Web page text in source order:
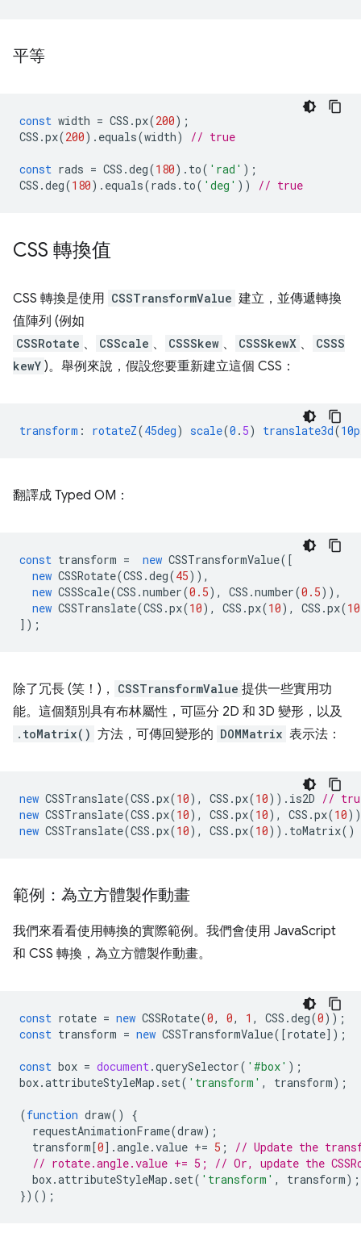
平等
const width = CSS .px(200);
CSS .px(200). equals(width) // true
const rads = CSS .deg(180). to( 'rad' );
CSS .deg(180). equals(rads . to( 'deg' )) // true
CSS 轉換值
CSS 轉換是使用 CSSTransformValue 建立，並傳遞轉換
值陣列 (例如
CSSRotate 、 CSScale 、 CSSSkew 、 CSSSkewX 、
CSSS
kewY )。舉例來說，假設您要重新建立這個 CSS：
transform : rotateZ(45deg) scale(0 . 5) translate3d(
翻譯成 Typed OM：
const transform = new CSSTransformValue([
new CSSRotate(CSS .deg(45)),
new CSSScale(CSS .number(0.5), CSS .number(0.5)),
new CSSTranslate(CSS .px(10), CSS .px(10), CSS .px(10
]);
除了冗長 (笑！)， CSSTransformValue 提供一些實用功
能。這個類別具有布林屬性，可區分 2D 和 3D 變形，以及
.toMatrix() 方法，可傳回變形的 DOMMatrix 表示法：
new CSSTranslate(CSS .px(10), CSS .px(10)). is2D //
new CSSTranslate(CSS .px(10), CSS .px(10), CSS .px(10
new CSSTranslate(CSS .px(10), CSS .px(10)). toMatrix()
範例：為立方體製作動畫
我們來看看使用轉換的實際範例。我們會使用 JavaScript
和 CSS 轉換，為立方體製作動畫。
const rotate = new CSSRotate(0, 0, 1 , CSS .deg(0));
const transform = new CSSTransformValue([rotate]);
const box = document.querySelector( '#box' );
box.attributeStyleMap . set( 'transform' , transform);
(function draw()
{
requestAnimationFrame(draw);
transform[0].angle.value += 5 ;
// Update the
// rotate.angle.value += 5; // Or, update the
box.attributeStyleMap . set( 'transform' , transform);
})();